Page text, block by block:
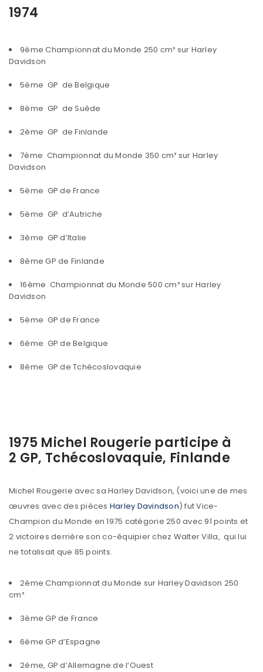
1974
9ème Championnat du Monde 250 cm³ sur Harley
Davidson
5ème GP de Belgique
8ème GP de Suède
2ème GP de Finlande
7ème Championnat du Monde 350 cm³ sur Harley
Davidson
5ème GP de France
5ème GP d’Autriche
3ème GP d’Italie
8ème GP de Finlande
16ème Championnat du Monde 500 cm³ sur Harley
Davidson
5ème GP de France
6ème GP de Belgique
8ème GP de Tchécoslovaquie
1975 Michel Rougerie participe à
2 GP, Tchécoslovaquie, Finlande
Michel Rougerie avec sa Harley Davidson, (voici une de mes
œuvres avec des pièces Harley Davindson) fut Vice-
Champion du Monde en 1975 catégorie 250 avec 91 points et
2 victoires derrière son co-équipier chez Walter Villa, qui lui
ne totalisait que 85 points.
2ème Championnat du Monde sur Harley Davidson 250
cm³
3ème GP de France
6ème GP d’Espagne
2ème, GP d’Allemagne de l’Ouest